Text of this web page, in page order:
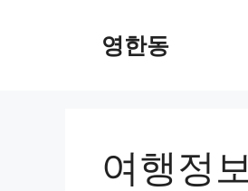
영한동
여행정